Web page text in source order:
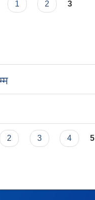
1 2 3
2 3 4 5